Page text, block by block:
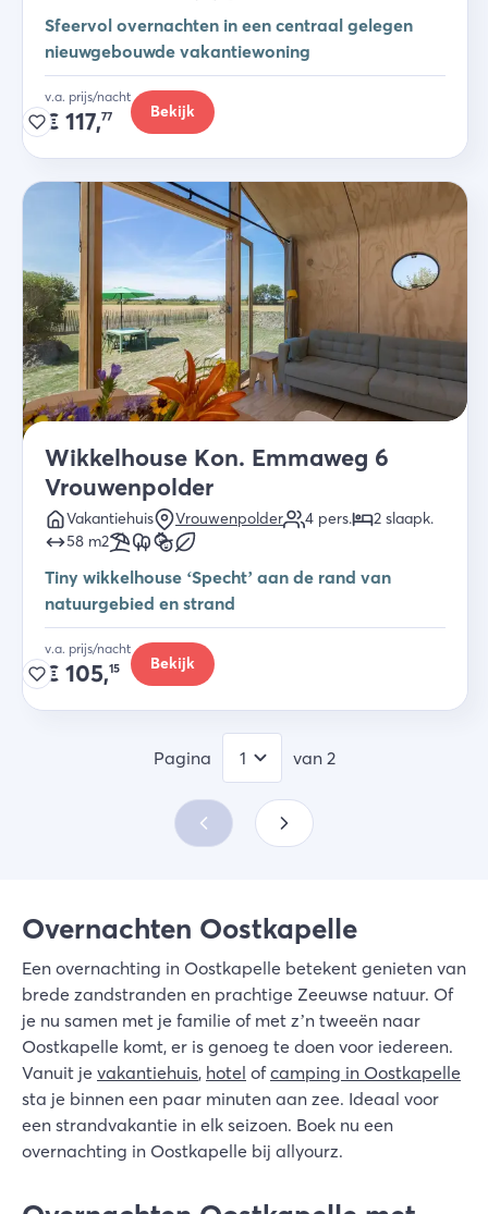
Sfeervol overnachten in een centraal gelegen
nieuwgebouwde vakantiewoning
v.a. prijs/nacht
€ 117,77 Bekijk
Wikkelhouse Kon. Emmaweg 6
Vrouwenpolder
Vakantiehuis Vrouwenpolder 4 pers. 2 slaapk.
58 m2
Tiny wikkelhouse ‘Specht’ aan de rand van
natuurgebied en strand
v.a. prijs/nacht
€ 105,15 Bekijk
Pagina van 2
Overnachten Oostkapelle
Een overnachting in Oostkapelle betekent genieten van
brede zandstranden en prachtige Zeeuwse natuur. Of
je nu samen met je familie of met z’n tweeën naar
Oostkapelle komt, er is genoeg te doen voor iedereen.
Vanuit je vakantiehuis, hotel ofcamping in Oostkapelle
sta je binnen een paar minuten aan zee. Ideaal voor
een strandvakantie in elk seizoen. Boek nu een
overnachting in Oostkapelle bij allyourz.